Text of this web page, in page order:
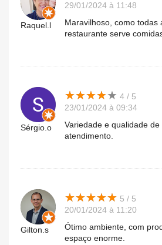
Raquel.l
29/01/2024 à 11:48
Maravilhoso, como todas
restaurante serve
Sérgio.o
★★★★★
★★★★★ 4 / 5
23/01/2024 à 09:34
Variedade e qualidade
atendimento.
Gilton.s
★★★★★
★★★★★ 5 / 5
20/01/2024 à 11:20
Ótimo ambiente, com
espaço enorme.